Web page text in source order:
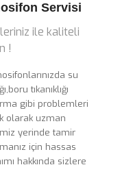
Servisi
ile kaliteli
!
su
tıkanıklığı
gibi problemleri
olarak uzman
yerinde tamir
için hassas
hakkında sizlere